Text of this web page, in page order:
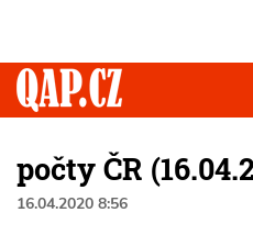
počty ČR
16.04.2020 8:56